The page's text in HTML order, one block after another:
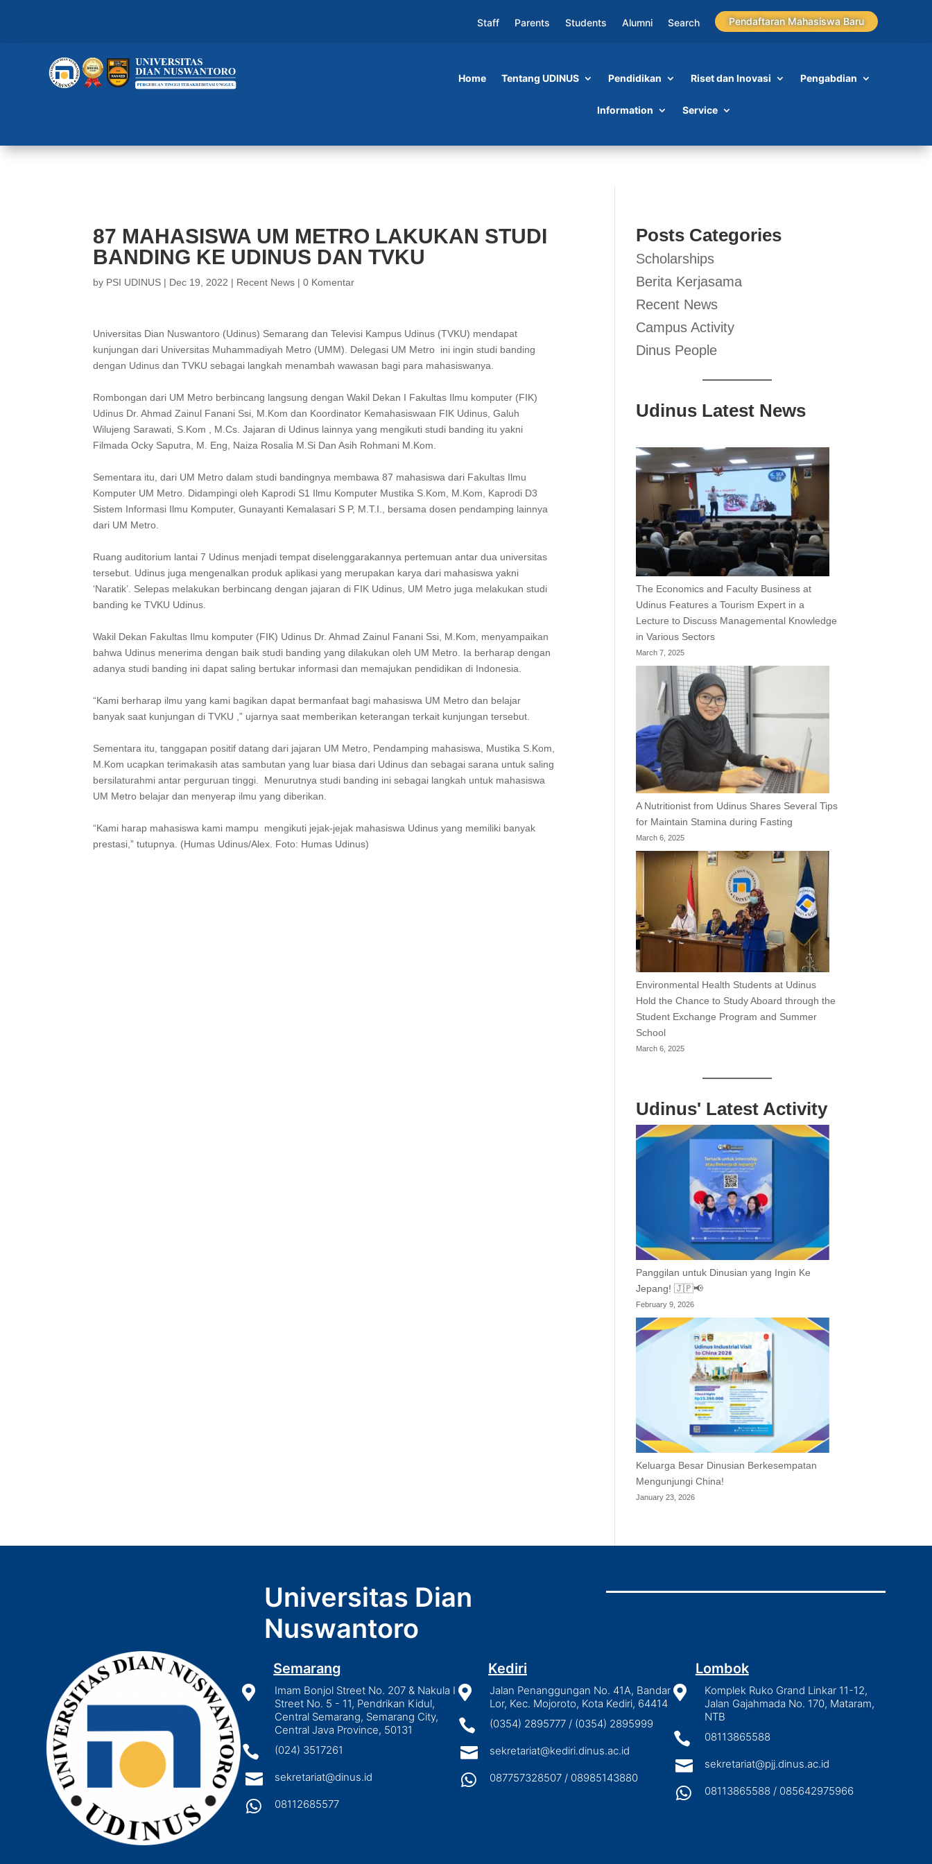
Staff Parents Students Alumni Search Pendaftaran Mahasiswa Baru
Home Tentang UDINUS Pendidikan Riset dan Inovasi Pengabdian
Information Service
87 MAHASISWA UM METRO LAKUKAN STUDI
BANDING KE UDINUS DAN TVKU
by PSI UDINUS | Dec 19, 2022 | Recent News |0 Komentar
Universitas Dian Nuswantoro (Udinus) Semarang dan Televisi Kampus Udinus (TVKU) mendapat
kunjungan dari Universitas Muhammadiyah Metro (UMM). Delegasi UM Metro ini ingin studi banding
dengan Udinus dan TVKU sebagai langkah menambah wawasan bagi para mahasiswanya.
Rombongan dari UM Metro berbincang langsung dengan Wakil Dekan I Fakultas Ilmu komputer (FIK)
Udinus Dr. Ahmad Zainul Fanani Ssi, M.Kom dan Koordinator Kemahasiswaan FIK Udinus, Galuh
Wilujeng Sarawati, S.Kom , M.Cs. Jajaran di Udinus lainnya yang mengikuti studi banding itu yakni
Filmada Ocky Saputra, M. Eng, Naiza Rosalia M.Si Dan Asih Rohmani M.Kom.
Sementara itu, dari UM Metro dalam studi bandingnya membawa 87 mahasiswa dari Fakultas Ilmu
Komputer UM Metro. Didampingi oleh Kaprodi S1 Ilmu Komputer Mustika S.Kom, M.Kom, Kaprodi D3
Sistem Informasi Ilmu Komputer, Gunayanti Kemalasari S P, M.T.I., bersama dosen pendamping lainnya
dari UM Metro.
Ruang auditorium lantai 7 Udinus menjadi tempat diselenggarakannya pertemuan antar dua universitas
tersebut. Udinus juga mengenalkan produk aplikasi yang merupakan karya dari mahasiswa yakni
‘Naratik’. Selepas melakukan berbincang dengan jajaran di FIK Udinus, UM Metro juga melakukan studi
banding ke TVKU Udinus.
Wakil Dekan Fakultas Ilmu komputer (FIK) Udinus Dr. Ahmad Zainul Fanani Ssi, M.Kom, menyampaikan
bahwa Udinus menerima dengan baik studi banding yang dilakukan oleh UM Metro. Ia berharap dengan
adanya studi banding ini dapat saling bertukar informasi dan memajukan pendidikan di Indonesia.
“Kami berharap ilmu yang kami bagikan dapat bermanfaat bagi mahasiswa UM Metro dan belajar
banyak saat kunjungan di TVKU ,” ujarnya saat memberikan keterangan terkait kunjungan tersebut.
Sementara itu, tanggapan positif datang dari jajaran UM Metro, Pendamping mahasiswa, Mustika S.Kom,
M.Kom ucapkan terimakasih atas sambutan yang luar biasa dari Udinus dan sebagai sarana untuk saling
bersilaturahmi antar perguruan tinggi. Menurutnya studi banding ini sebagai langkah untuk mahasiswa
UM Metro belajar dan menyerap ilmu yang diberikan.
“Kami harap mahasiswa kami mampu mengikuti jejak-jejak mahasiswa Udinus yang memiliki banyak
prestasi,” tutupnya. (Humas Udinus/Alex. Foto: Humas Udinus)
Posts Categories
Scholarships
Berita Kerjasama
Recent News
Campus Activity
Dinus People
Udinus Latest News
The Economics and Faculty Business at
Udinus Features a Tourism Expert in a
Lecture to Discuss Managemental Knowledge
in Various Sectors
March 7, 2025
A Nutritionist from Udinus Shares Several Tips
for Maintain Stamina during Fasting
March 6, 2025
Environmental Health Students at Udinus
Hold the Chance to Study Aboard through the
Student Exchange Program and Summer
School
March 6, 2025
Udinus' Latest Activity
Panggilan untuk Dinusian yang Ingin Ke
Jepang! 🇯🇵📢
February 9, 2026
Keluarga Besar Dinusian Berkesempatan
Mengunjungi China!
January 23, 2026
Universitas Dian
Nuswantoro
Semarang

Imam Bonjol Street No. 207 & Nakula I
Street No. 5 - 11, Pendrikan Kidul,
Central Semarang, Semarang City,
Central Java Province, 50131
 (024) 3517261
 sekretariat@dinus.id
 08112685577
Kediri

Jalan Penanggungan No. 41A, Bandar
Lor, Kec. Mojoroto, Kota Kediri, 64414
 (0354) 2895777 / (0354) 2895999
 sekretariat@kediri.dinus.ac.id
 087757328507 / 08985143880
Lombok

Komplek Ruko Grand Linkar 11-12,
Jalan Gajahmada No. 170, Mataram,
NTB
 08113865588
 sekretariat@pjj.dinus.ac.id
 08113865588 / 085642975966